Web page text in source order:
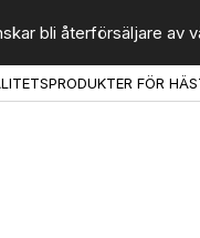
bli återförsäljare av
FÖR